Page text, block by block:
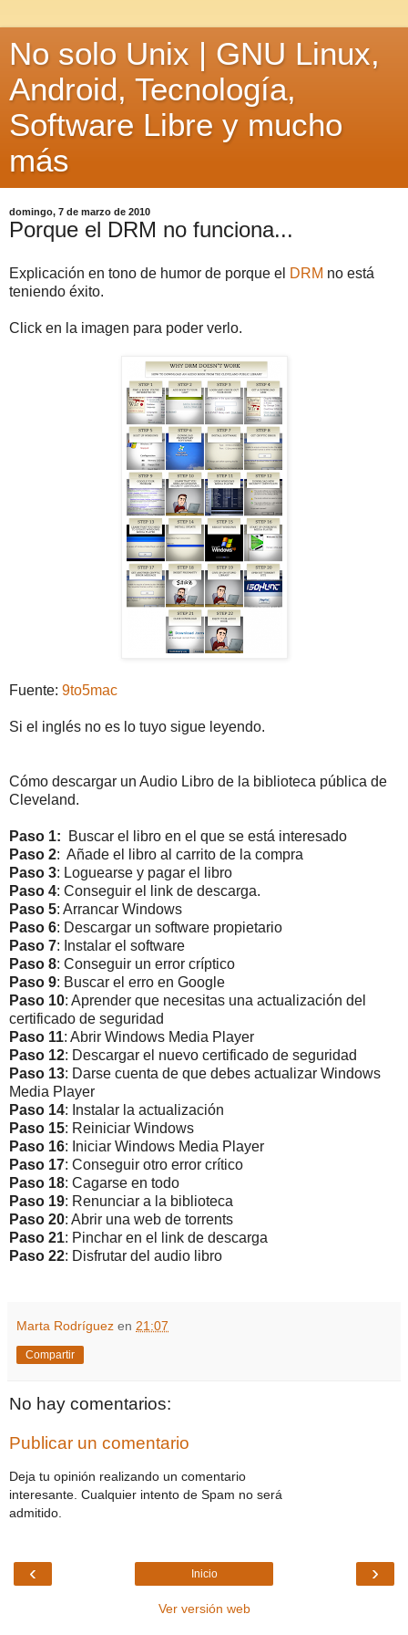
No solo Unix | GNU Linux,
Android, Tecnología,
Software Libre y mucho
más
domingo, 7 de marzo de 2010
Porque el DRM no funciona...
Explicación en tono de humor de porque el DRM no está
teniendo éxito.
Click en la imagen para poder verlo.
Fuente: 9to5mac
Si el inglés no es lo tuyo sigue leyendo.
Cómo descargar un Audio Libro de la biblioteca pública de
Cleveland.
Paso 1: Buscar el libro en el que se está interesado
Paso 2: Añade el libro al carrito de la compra
Paso 3: Loguearse y pagar el libro
Paso 4: Conseguir el link de descarga.
Paso 5: Arrancar Windows
Paso 6: Descargar un software propietario
Paso 7: Instalar el software
Paso 8: Conseguir un error críptico
Paso 9: Buscar el erro en Google
Paso 10: Aprender que necesitas una actualización del
certificado de seguridad
Paso 11: Abrir Windows Media Player
Paso 12: Descargar el nuevo certificado de seguridad
Paso 13: Darse cuenta de que debes actualizar Windows
Media Player
Paso 14: Instalar la actualización
Paso 15: Reiniciar Windows
Paso 16: Iniciar Windows Media Player
Paso 17: Conseguir otro error crítico
Paso 18: Cagarse en todo
Paso 19: Renunciar a la biblioteca
Paso 20: Abrir una web de torrents
Paso 21: Pinchar en el link de descarga
Paso 22: Disfrutar del audio libro
Marta Rodríguez en 21:07
Compartir
No hay comentarios:
Publicar un comentario
Deja tu opinión realizando un comentario
interesante. Cualquier intento de Spam no será
admitido.
‹ ›
Inicio
Ver versión web